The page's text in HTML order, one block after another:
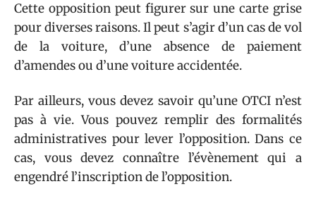
Cette opposition peut figurer sur une carte grise
pour diverses raisons. Il peut s’agir d’un cas de vol
de la voiture, d’une absence de paiement
d’amendes ou d’une voiture accidentée.
Par ailleurs, vous devez savoir qu’une OTCI n’est
pas à vie. Vous pouvez remplir des formalités
administratives pour lever l’opposition. Dans ce
cas, vous devez connaître l’évènement qui a
engendré l’inscription de l’opposition.